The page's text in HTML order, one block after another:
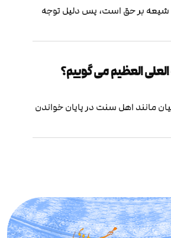
بر حق است، پس دلیل توجه
العظیم می گوییم؟
مانند اهل سنت در پایان خواندن